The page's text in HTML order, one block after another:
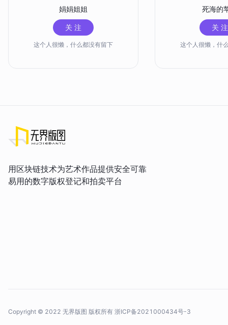
业首发了
娟娟姐姐
关 注
这个人很懒，什么都没有留下
死海的
关 注
这个人很懒，什
用区块链技术为艺术作品提供安全可靠
易用的数字版权登记和拍卖平台
Copyright © 2022 无界版图 版权所有 浙ICP备2021000434号-3